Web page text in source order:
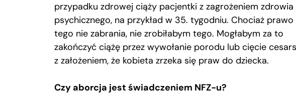
przypadku zdrowej ciąży pacjentki z zagrożeniem zdrowia
psychicznego, na przykład w 35. tygodniu. Chociaż prawo
tego nie zabrania, nie zrobiłabym tego. Mogłabym za to
zakończyć ciążę przez wywołanie porodu lub cięcie
z założeniem, że kobieta zrzeka się praw do dziecka.
Czy aborcja jest świadczeniem NFZ-u?